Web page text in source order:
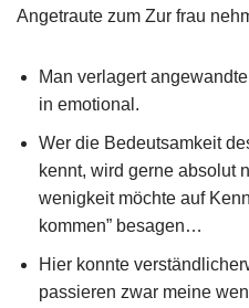
Angetraute zum Zur frau
Man verlagert
in emotional.
Wer die Bedeutsamkeit
kennt, wird gerne absolut
wenigkeit möchte auf
kommen” besagen…
Hier konnte
passieren zwar meine